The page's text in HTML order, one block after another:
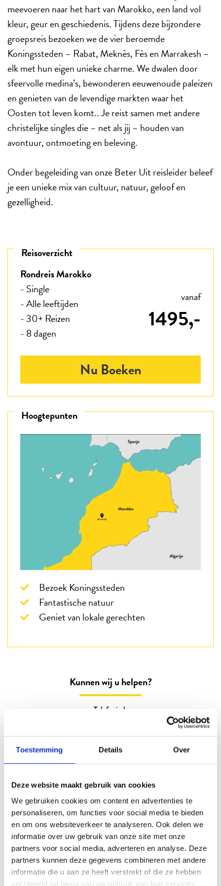
Toestemming Details Over
Deze website maakt gebruik van cookies
We gebruiken cookies om content en advertenties te
personaliseren, om functies voor social media te bieden
en om ons websiteverkeer te analyseren. Ook delen we
informatie over uw gebruik van onze site met onze
partners voor social media, adverteren en analyse. Deze
partners kunnen deze gegevens combineren met andere
informatie die u aan ze heeft verstrekt of die ze hebben
verzameld op basis van uw gebruik van hun services.
meevoeren naar het hart van Marokko, een land vol
kleur, geur en geschiedenis. Tijdens deze bijzondere
groepsreis bezoeken we de vier beroemde
Koningssteden – Rabat, Meknès, Fès en Marrakesh –
elk met hun eigen unieke charme. We dwalen door
sfeervolle medina’s, bewonderen eeuwenoude paleizen
en genieten van de levendige markten waar het
Oosten tot leven komt.. Je reist samen met andere
christelijke singles die – net als jij – houden van
avontuur, ontmoeting en beleving.
Onder begeleiding van onze Beter Uit reisleider beleef
je een unieke mix van cultuur, natuur, geloof en
gezelligheid.
Reisoverzicht
Rondreis Marokko
- Single
- Alle leeftijden
- 30+ Reizen
- 8 dagen
vanaf
1495,-
Nu Boeken
Hoogtepunten
Bezoek Koningssteden
Fantastische natuur
Geniet van lokale gerechten
Kunnen wij u helpen?
Telefonisch
Zo bent u echt Beter Uit
45 jaar vertrouwd
Reizen in eigen sfeer
Ontmoeting en verbinding